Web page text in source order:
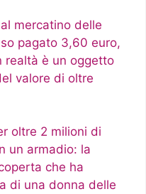
mercatino delle
pagato 3,60 euro,
realtà è un oggetto
valore di oltre
oltre 2 milioni di
un armadio: la
che ha
di una donna delle